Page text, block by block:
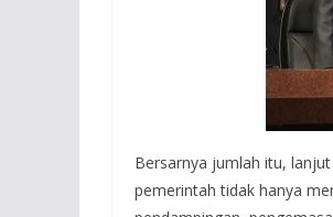
Bersarnya jumlah itu,
pemerintah tidak hanya